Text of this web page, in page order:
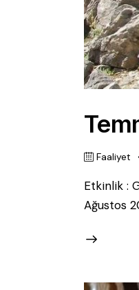
Faaliyet
Etkinlik :
Ağustos